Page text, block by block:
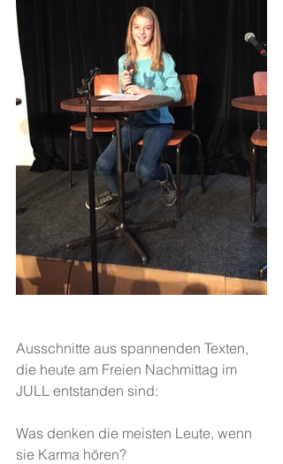
Ausschnitte aus spannenden Texten,
die heute am Freien Nachmittag im
JULL entstanden sind:
Was denken die meisten Leute, wenn
sie Karma hören?